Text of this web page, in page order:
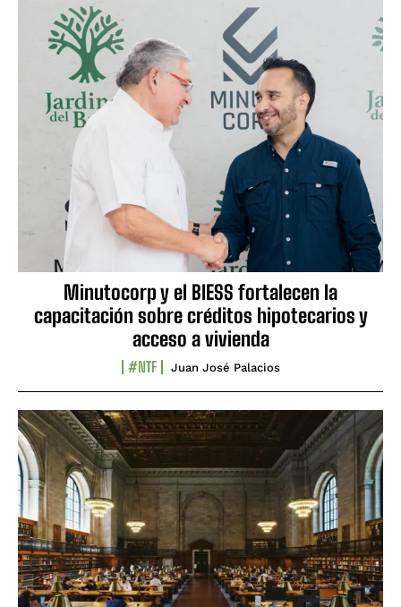
Minutocorp y el BIESS fortalecen la
capacitación sobre créditos hipotecarios y
acceso a vivienda
#NTF Juan José Palacios